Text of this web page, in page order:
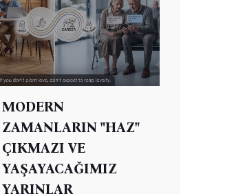
MODERN
ZAMANLARIN "HAZ"
ÇIKMAZI VE
YAŞAYACAĞIMIZ
YARINLAR